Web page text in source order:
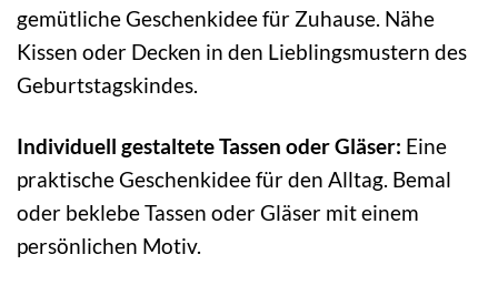
gemütliche Geschenkidee für Zuhause. Nähe
Kissen oder Decken in den Lieblingsmustern des
Geburtstagskindes.
Individuell gestaltete Tassen oder Gläser: Eine
praktische Geschenkidee für den Alltag. Bemal
oder beklebe Tassen oder Gläser mit einem
persönlichen Motiv.